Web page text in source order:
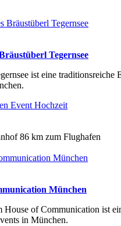
Tegernsee
ist eine traditionsreiche
Event Hochzeit
86 km zum Flughafen
München
House of Communication ist
in München.